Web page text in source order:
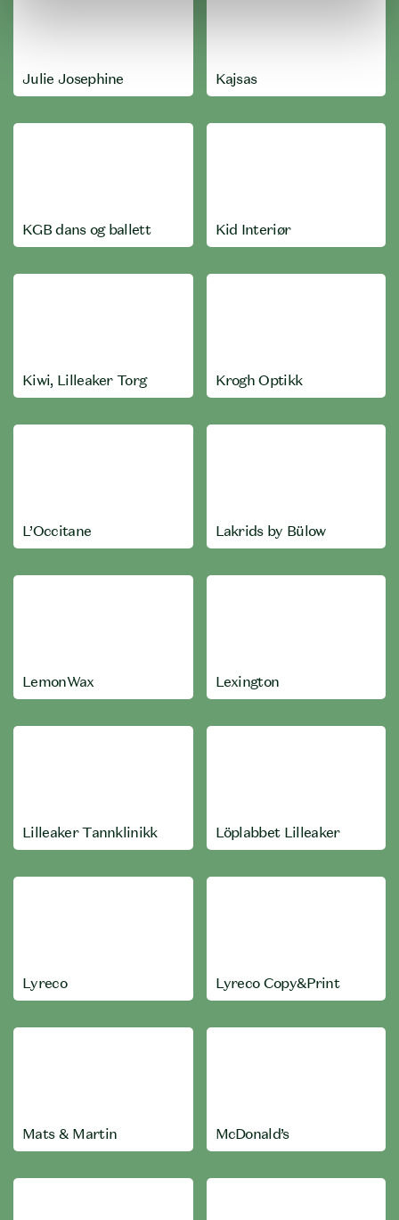
Julie Josephine Kajsas
KGB dans og ballett Kid Interiør
Kiwi, Lilleaker Torg Krogh Optikk
L’Occitane Lakrids by Bülow
LemonWax Lexington
Lilleaker Tannklinikk Löplabbet Lilleaker
Lyreco Lyreco Copy&Print
Mats & Martin McDonald’s